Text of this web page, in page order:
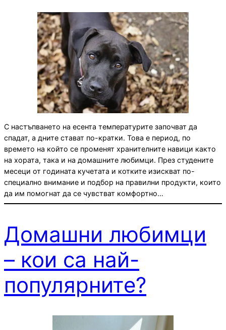
С настъпването на есента температурите започват да
спадат, а дните стават по-кратки. Това е период, по
времето на който се променят хранителните навици както
на хората, така и на домашните любимци. През студените
месеци от годината кучетата и котките изискват по-
специално внимание и подбор на правилни продукти, които
да им помогнат да се чувстват комфортно…
Домашни любимци
– кои са най-
популярнитe?